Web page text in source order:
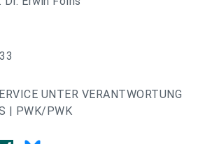
UNTER VERANTWORTUNG
| PWK/PWK